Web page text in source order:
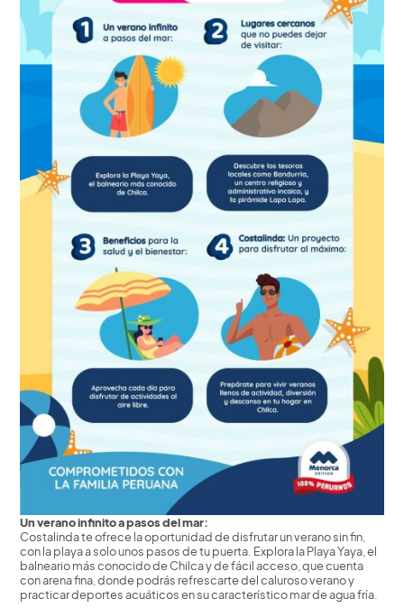
Un verano infinito a pasos del mar:
Costalinda te ofrece la oportunidad de disfrutar un verano sin fin,
con la playa a solo unos pasos de tu puerta. Explora la Playa Yaya, el
balneario más conocido de Chilca y de fácil acceso, que cuenta
con arena fina, donde podrás refrescarte del caluroso verano y
practicar deportes acuáticos en su característico mar de agua fría.